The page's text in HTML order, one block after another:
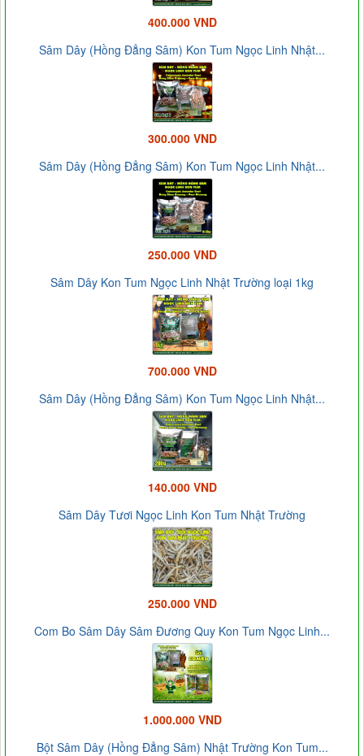
400.000 VND
Sâm Dây (Hồng Đẳng Sâm) Kon Tum Ngọc Linh Nhật...
300.000 VND
Sâm Dây (Hồng Đẳng Sâm) Kon Tum Ngọc Linh Nhật...
250.000 VND
Sâm Dây Kon Tum Ngọc Linh Nhật Trường loại 1kg
700.000 VND
Sâm Dây (Hồng Đẳng Sâm) Kon Tum Ngọc Linh Nhật...
140.000 VND
Sâm Dây Tươi Ngọc Linh Kon Tum Nhật Trường
250.000 VND
Com Bo Sâm Dây Sâm Đương Quy Kon Tum Ngọc Linh...
1.000.000 VND
Bột Sâm Dây (Hồng Đẳng Sâm) Nhật Trường Kon Tum...